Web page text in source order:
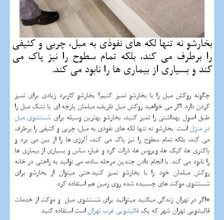
بخارشو نه تنها لكه های نفوذی به مبل، چربی و كثیفی
را برطرف می كند، بلكه تمام سطوح را نیز پاك می
كند و بسیاری از بیماری ها را نابود می كند.
چگونه روکش مبل را با بخارشو تمیز کنیم؟ بخارشو کاربرد زیادی برای تمیز
کردن دارد. اگر می خواهید روکش مبل ظریف، مبلمان پارچه ای یا تشک مبل را
طبق اصول بهداشتی را تمیز کنید، بخارشو بهترین وسیله برای شستشوی مبل
در منزلاست. بخارشو نه تنها لکه های نفوذی به مبل، چربی و کثیفی را برطرف
می کند، بلکه تمام سطوح را نیز پاک می کند، آلرژی ها را از بین می برد و
باکتری ها، کپک ها، ویروس ها، ذرات گرد و غبار، ساس و بسیاری از بیماری ها
را نابود می کند. با انجام دادن چندین مرحله ساده، می توانید به راحتی در خانه
روکش مبلمان خود را با بخارشو تمیز کنید.حتی میتوان از بخارشو برای
شستشوی موکت های چسبیده شده روی زمین هم استفاده کرد.
*اگر در تهران زندگی میکنید میتوانید برای شستشوی مبل و موکت از خدمات
قالیشویی تهران شهر که یک قالیشویی غرب تهراناست استفاده کنید